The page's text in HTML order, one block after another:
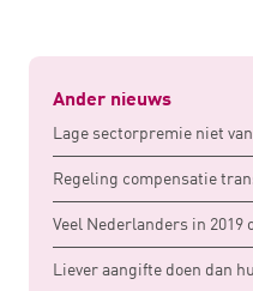
Ander nieuws
Lage sectorpremie niet
Regeling compensatie
Veel Nederlanders in 2019
Liever aangifte doen dan